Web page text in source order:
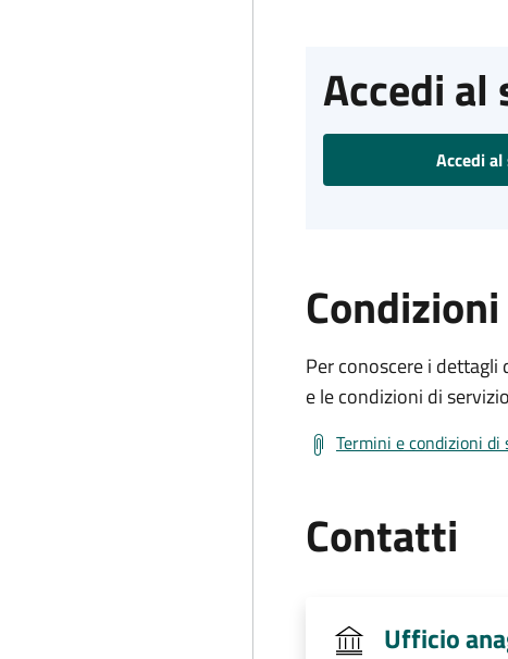
Accedi al
Accedi
Per conoscere i
e le condizioni di
Termini e condizioni di
Contatti
Ufficio